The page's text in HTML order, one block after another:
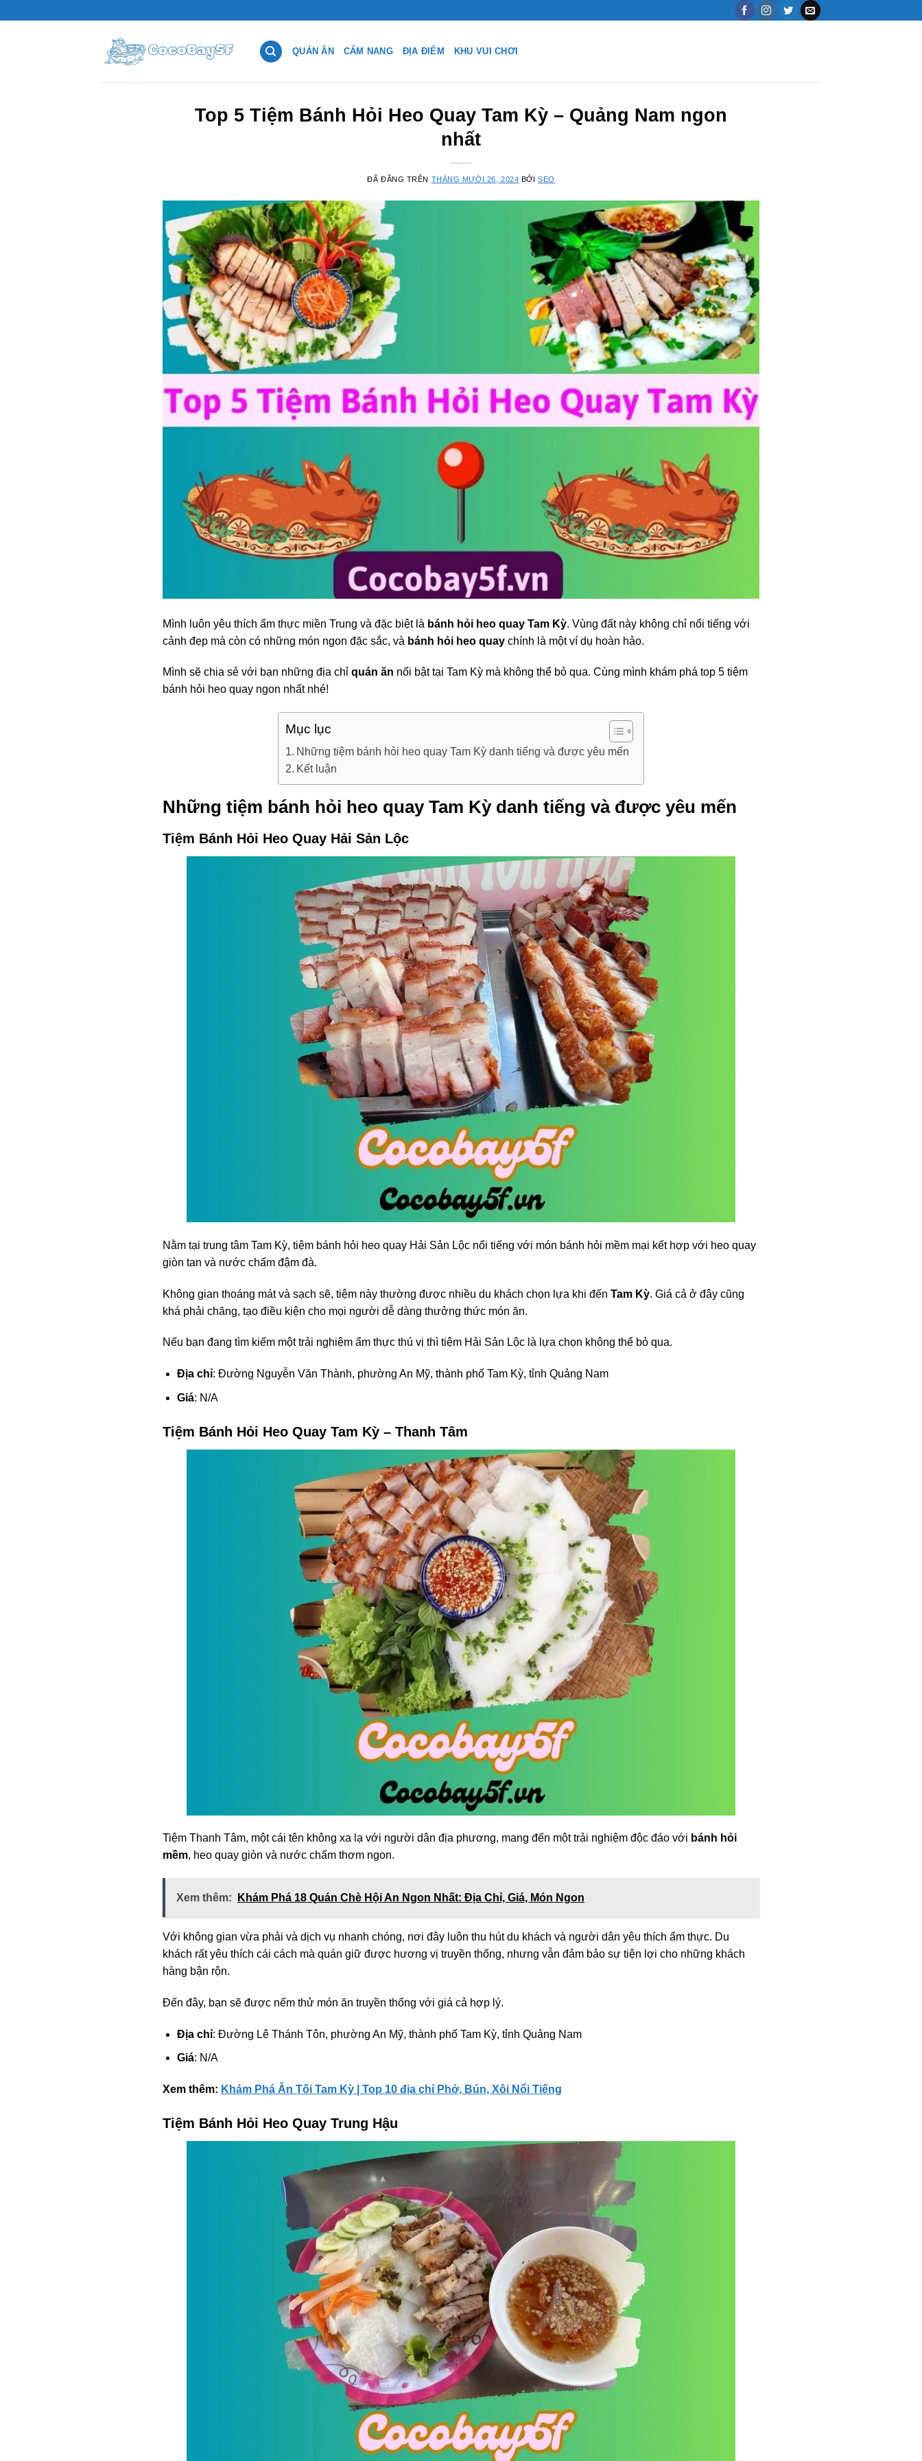
QUÁN ĂN CẨM NANG ĐỊA ĐIỂM KHU VUI CHƠI
Top 5 Tiệm Bánh Hỏi Heo Quay Tam Kỳ – Quảng Nam ngon
nhất
ĐÃ ĐĂNG TRÊN THÁNG MƯỜI 26, 2024 BỞISEO
Mình luôn yêu thích ẩm thực miền Trung và đặc biệt là bánh hỏi heo quay Tam Kỳ. Vùng đất này không chỉ nổi tiếng với
cảnh đẹp mà còn có những món ngon đặc sắc, và bánh hỏi heo quay chính là một ví dụ hoàn hảo.
Mình sẽ chia sẻ với bạn những địa chỉ quán ăn nổi bật tại Tam Kỳ mà không thể bỏ qua. Cùng mình khám phá top 5 tiệm
bánh hỏi heo quay ngon nhất nhé!
Mục lục
Những tiệm bánh hỏi heo quay Tam Kỳ danh tiếng và được yêu mến
Kết luận
Những tiệm bánh hỏi heo quay Tam Kỳ danh tiếng và được yêu mến
Tiệm Bánh Hỏi Heo Quay Hải Sản Lộc
Nằm tại trung tâm Tam Kỳ, tiệm bánh hỏi heo quay Hải Sản Lộc nổi tiếng với món bánh hỏi mềm mại kết hợp với heo quay
giòn tan và nước chấm đậm đà.
Không gian thoáng mát và sạch sẽ, tiệm này thường được nhiều du khách chọn lựa khi đến Tam Kỳ. Giá cả ở đây cũng
khá phải chăng, tạo điều kiện cho mọi người dễ dàng thưởng thức món ăn.
Nếu bạn đang tìm kiếm một trải nghiệm ẩm thực thú vị thì tiệm Hải Sản Lộc là lựa chọn không thể bỏ qua.
Địa chỉ: Đường Nguyễn Văn Thành, phường An Mỹ, thành phố Tam Kỳ, tỉnh Quảng Nam
Giá: N/A
Tiệm Bánh Hỏi Heo Quay Tam Kỳ – Thanh Tâm
Tiệm Thanh Tâm, một cái tên không xa lạ với người dân địa phương, mang đến một trải nghiệm độc đáo với bánh hỏi
mềm, heo quay giòn và nước chấm thơm ngon.
Xem thêm: Khám Phá 18 Quán Chè Hội An Ngon Nhất: Địa Chỉ, Giá, Món Ngon
Với không gian vừa phải và dịch vụ nhanh chóng, nơi đây luôn thu hút du khách và người dân yêu thích ẩm thực. Du
khách rất yêu thích cái cách mà quán giữ được hương vị truyền thống, nhưng vẫn đảm bảo sự tiện lợi cho những khách
hàng bận rộn.
Đến đây, bạn sẽ được nếm thử món ăn truyền thống với giá cả hợp lý.
Địa chỉ: Đường Lê Thánh Tôn, phường An Mỹ, thành phố Tam Kỳ, tỉnh Quảng Nam
Giá: N/A
Xem thêm: Khám Phá Ăn Tối Tam Kỳ | Top 10 địa chỉ Phở, Bún, Xôi Nổi Tiếng
Tiệm Bánh Hỏi Heo Quay Trung Hậu